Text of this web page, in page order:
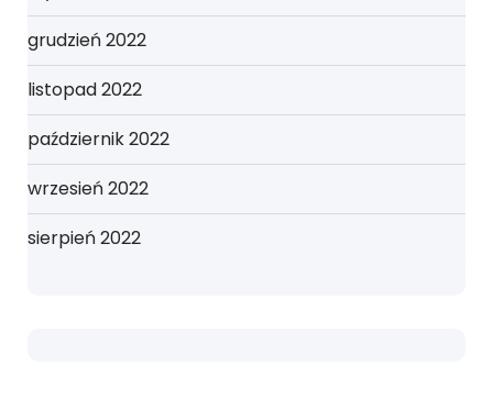
grudzień 2022
listopad 2022
październik 2022
wrzesień 2022
sierpień 2022